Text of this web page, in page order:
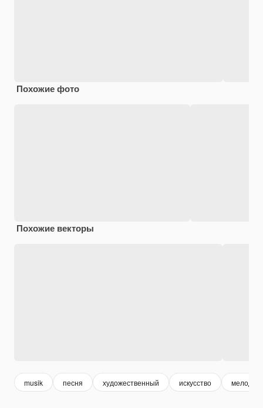
Похожие фото
Похожие векторы
musik песня художественный искусство мелодия